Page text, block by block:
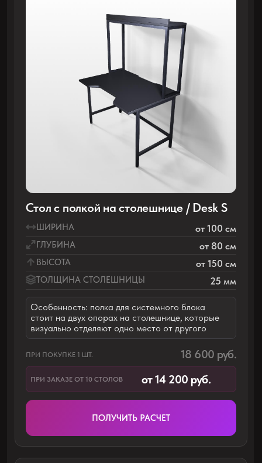
Стол с полкой на одной опоре / Desk T
Особенность: полка для системного блока
стоит на одной опоре с подстольем. При
постановке таких столов в ряд они выглядят
ГЛУБИНА
ВЫСОТА
ТОЛЩИНА СТОЛЕШНИЦЫ 25 мм
16 300 руб.
ПРИ ЗАКАЗЕ ОТ 10 СТОЛОВ от 12 800 руб.
ПОЛУЧИТЬ РАСЧЕТ
ПОЛУЧИТЬ РАСЧЕТ